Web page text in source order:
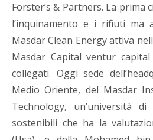
Forster’s & Partners. La
l’inquinamento e i rifiuti ma
Masdar Clean Energy attiva
Masdar Capital ventur
collegati. Oggi sede
Medio Oriente, del Masdar
Technology, un’università
sostenibili che ha la